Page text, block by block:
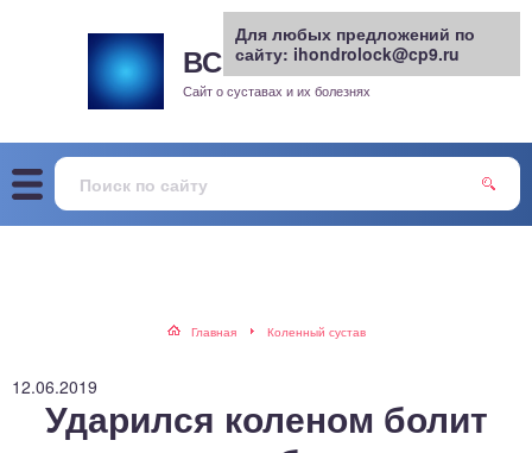
ВСЕ О СУСТАВАХ.РУ
Сайт о суставах и их болезнях
Главная Коленный сустав
12.06.2019
Ударился коленом болит
Для любых предложений по
сайту: ihondrolock@cp9.ru
сустав